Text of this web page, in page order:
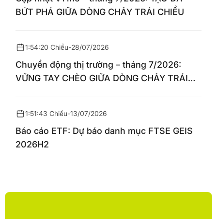
BỨT PHÁ GIỮA DÒNG CHẢY TRÁI CHIỀU
1:54:20 Chiều-28/07/2026
Chuyển động thị trường – tháng 7/2026:
VỮNG TAY CHÈO GIỮA DÒNG CHẢY TRÁI
1:51:43 Chiều-13/07/2026
Báo cáo ETF: Dự báo danh mục FTSE GEIS
2026H2